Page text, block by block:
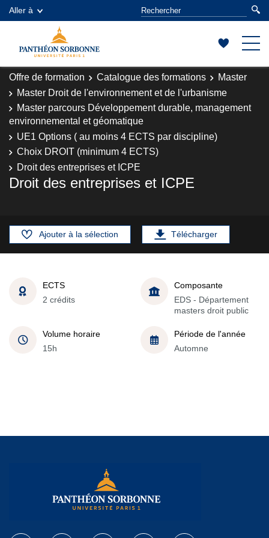
Aller à
Offre de formation Catalogue des formations
Master
Master Droit de l'environnement et de l'urbanisme
Master parcours Développement durable, management
environnemental et géomatique
UE1 Options ( au moins 4 ECTS par discipline)
Choix DROIT (minimum 4 ECTS)
Droit des entreprises et ICPE
Droit des entreprises et ICPE
Ajouter à la sélection Télécharger
ECTS
2 crédits
Composante
EDS - Département
masters droit public
Volume horaire
15h
Période de l'année
Automne